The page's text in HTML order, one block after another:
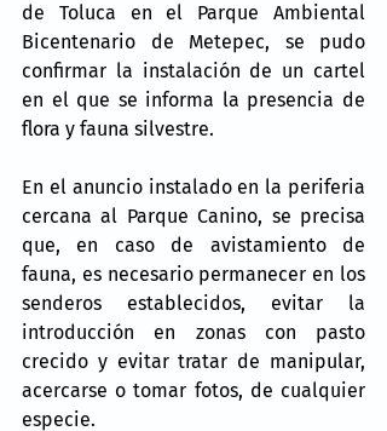
de Toluca en el Parque Ambiental
Bicentenario de Metepec, se pudo
confirmar la instalación de un cartel
en el que se informa la presencia de
flora y fauna silvestre.
En el anuncio instalado en la periferia
cercana al Parque Canino, se precisa
que, en caso de avistamiento de
fauna, es necesario permanecer en los
senderos establecidos, evitar la
introducción en zonas con pasto
crecido y evitar tratar de manipular,
acercarse o tomar fotos, de cualquier
especie.